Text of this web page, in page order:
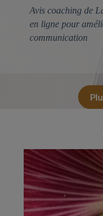
Avis coaching de
en ligne pour
communication